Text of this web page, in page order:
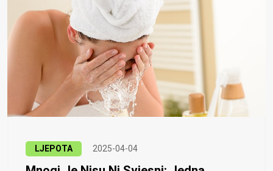
LJEPOTA 2025-04-04